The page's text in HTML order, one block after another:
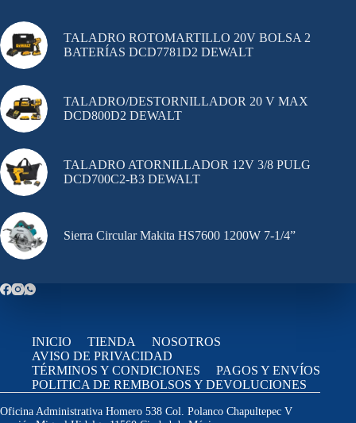
TALADRO ROTOMARTILLO 20V BOLSA 2
BATERÍAS DCD7781D2 DEWALT
TALADRO/DESTORNILLADOR 20 V MAX
DCD800D2 DEWALT
TALADRO ATORNILLADOR 12V 3/8 PULG
DCD700C2-B3 DEWALT
Sierra Circular Makita HS7600 1200W 7-1/4”
INICIO TIENDA
NOSOTROS
AVISO DE PRIVACIDAD
TÉRMINOS Y CONDICIONES
PAGOS Y ENVÍOS
POLITICA DE REMBOLSOS Y DEVOLUCIONES
Oficina Administrativa Homero 538 Col. Polanco Chapultepec V